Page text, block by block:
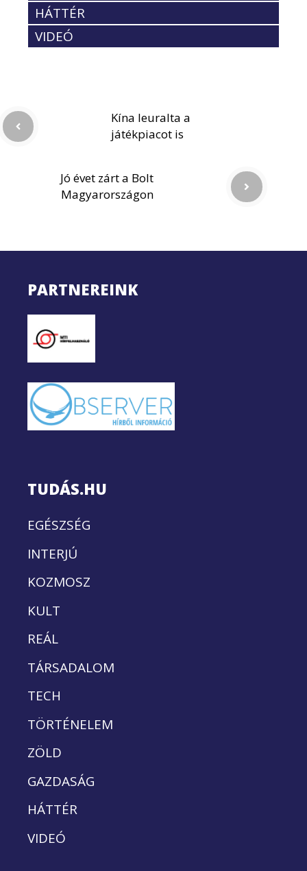
HÁTTÉR
VIDEÓ
Kína leuralta a
játékpiacot is
Jó évet zárt a Bolt
Magyarországon
PARTNEREINK
TUDÁS.HU
EGÉSZSÉG
INTERJÚ
KOZMOSZ
KULT
REÁL
TÁRSADALOM
TECH
TÖRTÉNELEM
ZÖLD
GAZDASÁG
HÁTTÉR
VIDEÓ